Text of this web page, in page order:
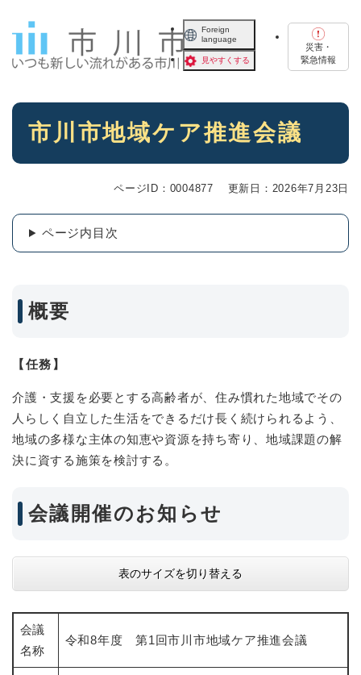
Foreign
language
見やすくする
災害・
緊急情報
本
市川市地域ケア推進会議
ページID：0004877 更新日：2026年7月23日
ページ内目次
概要
【任務】
介護・支援を必要とする高齢者が、住み慣れた地域でその
人らしく自立した生活をできるだけ長く続けられるよう、
地域の多様な主体の知恵や資源を持ち寄り、地域課題の解
決に資する施策を検討する。
会議開催のお知らせ
表のサイズを切り替える
会議
名称
令和8年度 第1回市川市地域ケア推進会議